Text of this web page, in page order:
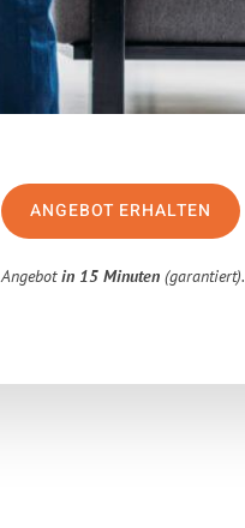
ANGEBOT ERHALTEN
Angebotin 15 Minuten (garantiert).